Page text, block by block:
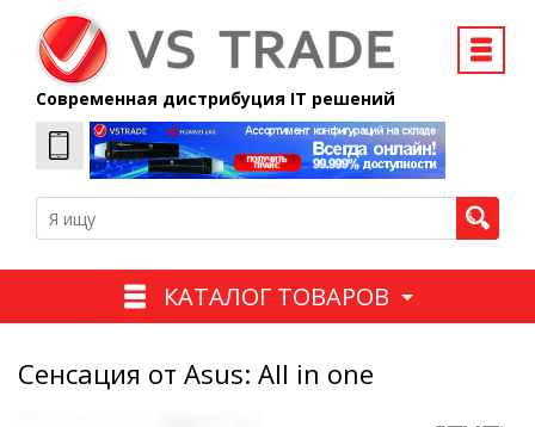
Современная дистрибуция IT решений
КАТАЛОГ ТОВАРОВ
Сенсация от Asus: All in one